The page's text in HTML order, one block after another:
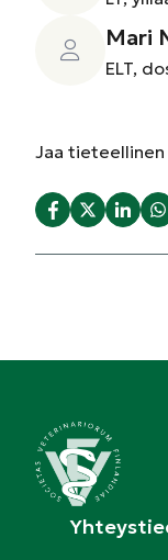
Mari
ELT,
Jaa tieteellinen